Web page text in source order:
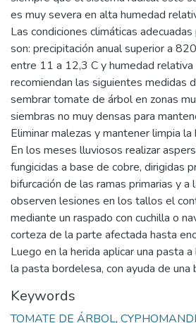
es muy severa en alta humedad
Las condiciones climáticas
son: precipitación anual superior a
entre 11 a 12,3 C y humedad
recomiendan las siguientes medidas
sembrar tomate de árbol en zonas
siembras no muy densas para
Eliminar malezas y mantener limpia
En los meses lluviosos realizar
fungicidas a base de cobre, dirigidas
bifurcación de las ramas primarias y a
observen lesiones en los tallos el
mediante un raspado con cuchilla o
corteza de la parte afectada hasta
Luego en la herida aplicar una pasta
la pasta bordelesa, con ayuda de una
Keywords
TOMATE DE ÁRBOL,